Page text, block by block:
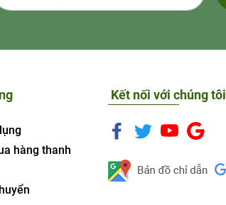
hàng thanh
Kết nối với chúng tôi